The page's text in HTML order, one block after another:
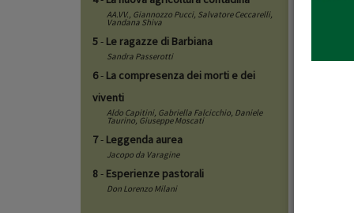
ore
tel.
AA.VV., Giannozzo Pucci, Salvatore Ceccarelli,
Vandana Shiva
5- Le ragazze di Barbiana
Sandra Passerotti
6- La compresenza dei morti e dei
viventi
Aldo Capitini, Gabriella Falcicchio, Daniele
Taurino, Giuseppe Moscati
7- Leggenda aurea
Jacopo da Varagine
8- Esperienze pastorali
Don Lorenzo Milani